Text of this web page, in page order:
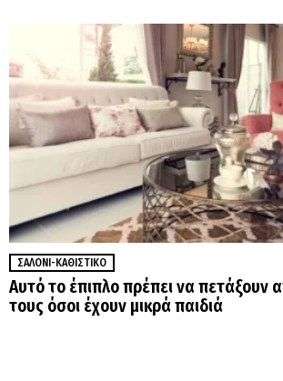
ΣΑΛΌΝΙ-ΚΑΘΙΣΤΙΚΌ
Αυτό το έπιπλο πρέπει να πετάξουν
τους όσοι έχουν μικρά παιδιά